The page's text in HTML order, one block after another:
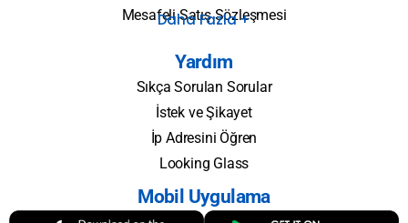
Mesafeli Satış Sözleşmesi
Daha Fazla +
Yardım
Sıkça Sorulan Sorular
İstek ve Şikayet
İp Adresini Öğren
Looking Glass
Mobil Uygulama